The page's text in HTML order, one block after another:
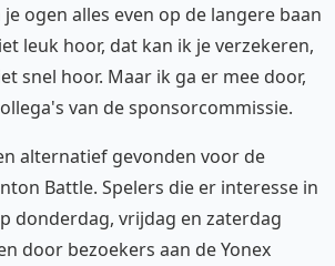
ogen alles even op de langere baan
leuk hoor, dat kan ik je verzekeren,
snel hoor. Maar ik ga er mee door,
van de sponsorcommissie.
alternatief gevonden voor de
Battle. Spelers die er interesse in
donderdag, vrijdag en zaterdag
door bezoekers aan de Yonex